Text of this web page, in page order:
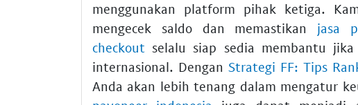
menggunakan platform pihak ketiga.
mengecek saldo dan memastikan jasa
checkout selalu siap sedia membantu
internasional. DenganStrategi FF: Tips
Anda akan lebih tenang dalam mengatur